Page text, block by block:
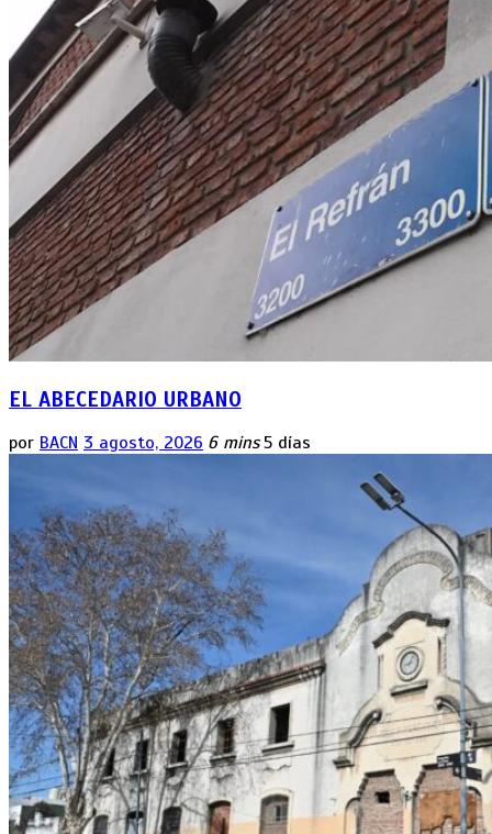
EL ABECEDARIO URBANO
por BACN 3 agosto, 2026 6 mins 5 días